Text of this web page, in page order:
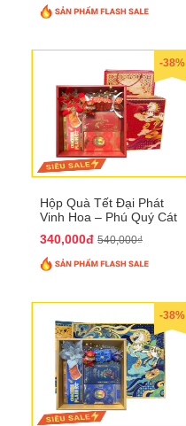
-38%
Hộp Quà Tết Đại Phát
Vinh Hoa – Phú Quý Cát
340,000đ 540,000₫
-38%